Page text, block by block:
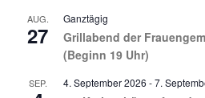
AUG.
27
Ganztägig
Grillabend der
(Beginn 19 Uhr)
SEP. 4. September 2026 -7.